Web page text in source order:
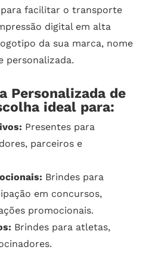
para facilitar o transporte
digital em alta
da sua marca, nome
personalizada.
Personalizada de
ideal para:
Presentes para
parceiros e
Brindes para
em concursos,
promocionais.
Brindes para atletas,